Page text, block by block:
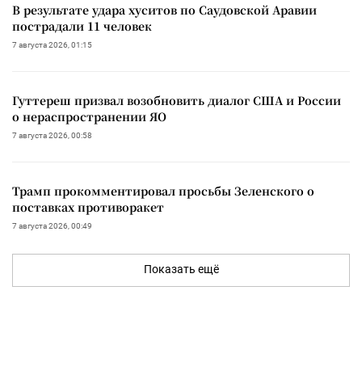
В результате удара хуситов по Саудовской Аравии
пострадали 11 человек
7 августа 2026, 01:15
Гуттереш призвал возобновить диалог США и России
о нераспространении ЯО
7 августа 2026, 00:58
Трамп прокомментировал просьбы Зеленского о
поставках противоракет
7 августа 2026, 00:49
Показать ещё